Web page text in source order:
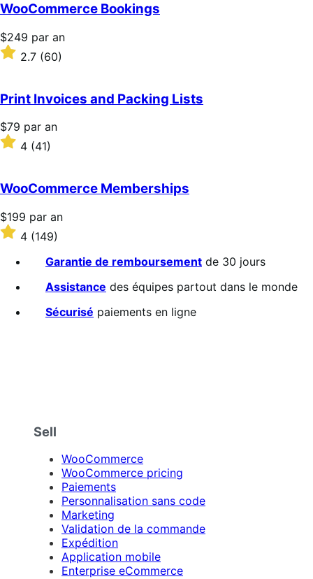
WooCommerce Bookings
Prix
$249
par
$249 par an
Noté
2.7
5 étoiles
2.7 (60)
Print Invoices and Packing Lists
Prix
$79
$79 par an
Noté
5 étoiles
4 (41)
WooCommerce Memberships
Prix
$199
par
$199 par an
Noté
4
4 (149)
Garantie de remboursement de 30 jours
Assistance des équipes partout dans le monde
Sécurisé paiements en ligne
Sell
WooCommerce
WooCommerce pricing
Paiements
Personnalisation sans code
Marketing
Validation de la commande
Expédition
Application mobile
Enterprise eCommerce